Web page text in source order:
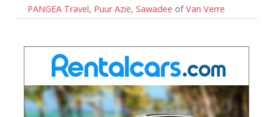
PANGEA Travel, Puur Azië, Sawadee ofVan Verre